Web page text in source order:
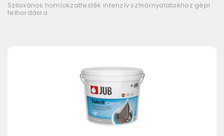
Sziloxános homlokzatfesték intenzív színárnyalatokhoz gépi
felhordásra